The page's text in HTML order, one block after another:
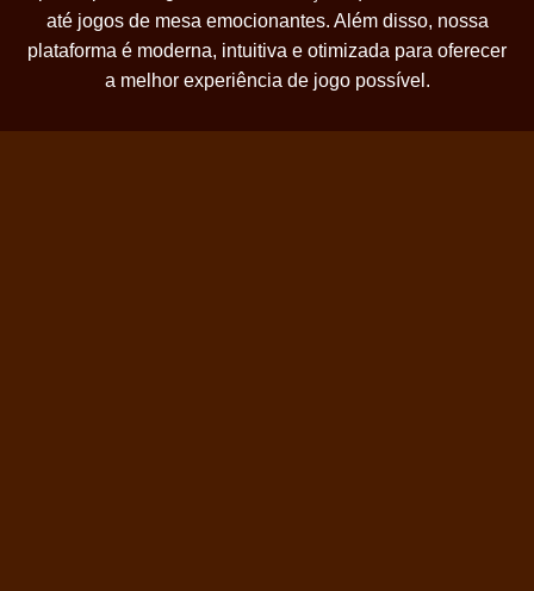
até jogos de mesa emocionantes. Além disso, nossa
plataforma é moderna, intuitiva e otimizada para oferecer
a melhor experiência de jogo possível.